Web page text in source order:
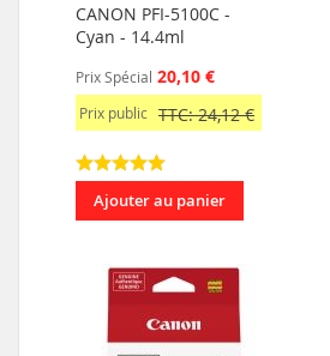
CANON PFI-5100C -
Cyan - 14.4ml
Prix Spécial 20,10 €
Prix public TTC: 24,12 €
Ajouter au panier